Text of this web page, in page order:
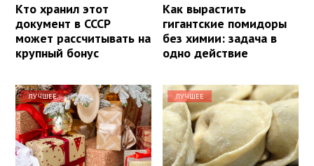
Кто хранил этот
документ в СССР
может рассчитывать на
крупный бонус
Как вырастить
гигантские помидоры
без химии: задача в
одно действие
ЛУЧШЕЕ ЛУЧШЕЕ